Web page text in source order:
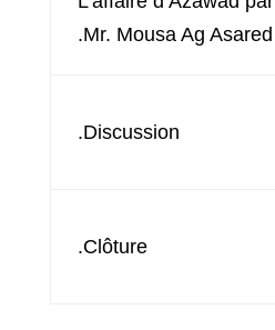
Mr. Mousa Ag Asared.
Discussion.
Clôture.